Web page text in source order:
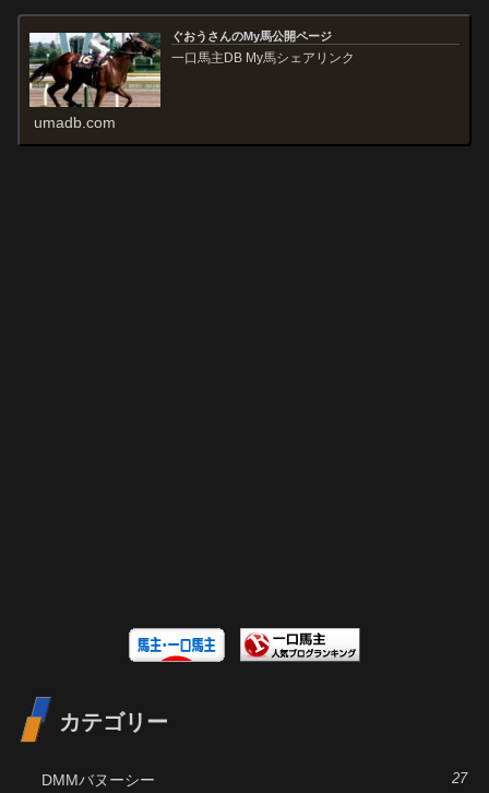
ぐおうさんのMy馬公開ページ
一口馬主DB My馬シェアリンク
umadb.com
カテゴリー
DMMバヌーシー 27